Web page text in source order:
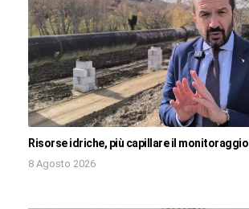
Risorse idriche, più capillare il monitoraggio
8 Agosto 2026